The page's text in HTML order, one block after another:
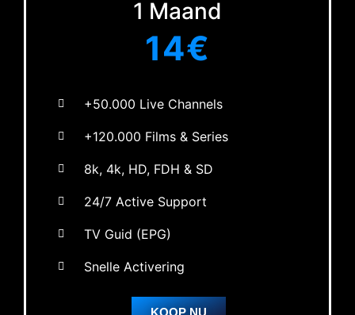
1 Maand
14€
+50.000 Live Channels
+120.000 Films & Series
8k, 4k, HD, FDH & SD
24/7 Active Support
TV Guid (EPG)
Snelle Activering